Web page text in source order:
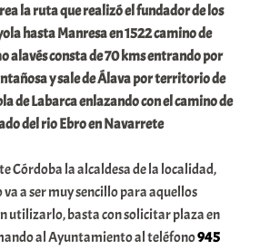
la ruta que realizó el fundador de los
hasta Manresa en 1522 camino de
alavés consta de 70 kms entrando por
y sale de Álava por territorio de
de Labarca enlazando con el camino de
del rio Ebro en Navarrete
Córdoba la alcaldesa de la localidad,
a ser muy sencillo para aquellos
utilizarlo, basta con solicitar plaza en
al Ayuntamiento al teléfono945